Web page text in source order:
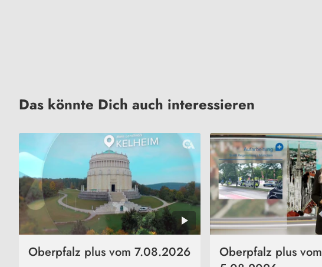
Das könnte Dich auch interessieren
Oberpfalz plus vom 7.08.2026
Oberpfalz plus vom